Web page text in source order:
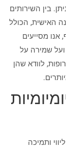
בין השירותים
האישית, הכולל
אנו מסייעים
שמירה על
לוודא שהן
ותמיכה